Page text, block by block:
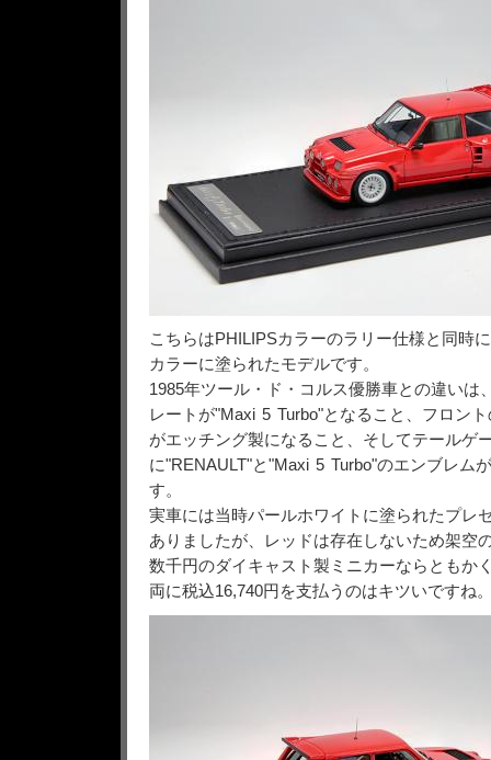
こちらはPHILIPSカラーのラリー仕様と同時
カラーに塗られたモデルです。
1985年ツール・ド・コルス優勝車との違いは
レートが"Maxi 5 Turbo"となること、フロン
がエッチング製になること、そしてテールゲ
に"RENAULT"と"Maxi 5 Turbo"のエンブレム
す。
実車には当時パールホワイトに塗られたプレ
ありましたが、レッドは存在しないため架空
数千円のダイキャスト製ミニカーならともか
両に税込16,740円を支払うのはキツいですね